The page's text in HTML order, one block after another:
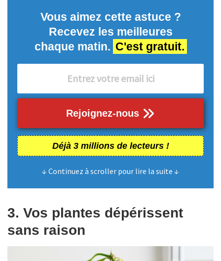
Vous aimez cette astuce ?
Recevez les meilleures
chaque matin. C'est gratuit.
Rejoignez-nous
Déjà 3 millions de lecteurs !
↓ Continuez à scroller pour lire la suite ↓
3. Vos plantes dépérissent
sans raison